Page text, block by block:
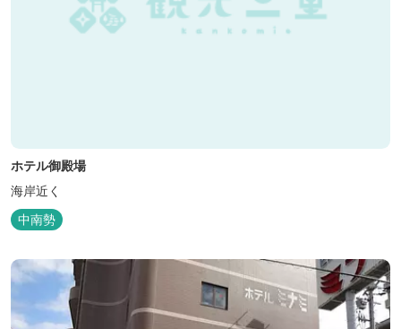
ホテル御殿場
海岸近く
中南勢